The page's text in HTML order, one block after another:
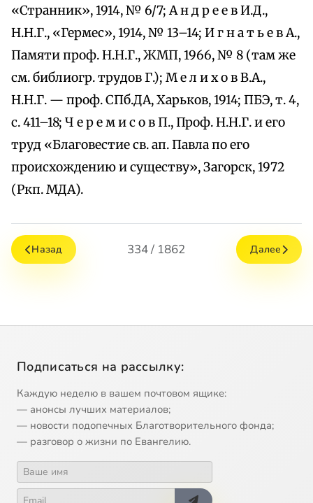
«Странник», 1914, № 6/7; А н д р е е в И.Д.,
Н.Н.Г., «Гермес», 1914, № 13–14; И г н а т ь е в А.,
Памяти проф. Н.Н.Г., ЖМП, 1966, № 8 (там же
см. библиогр. трудов Г.); М е л и х о в В.А.,
Н.Н.Г. — проф. СПб.ДА, Харьков, 1914; ПБЭ, т. 4,
с. 411–18; Ч е р е м и с о в П., Проф. Н.Н.Г. и его
труд «Благовестие св. ап. Павла по его
происхождению и существу», Загорск, 1972
(Ркп. МДА).
Назад 334 / 1862 Далее
Подписаться на рассылку:
Каждую неделю в вашем почтовом ящике:
— анонсы лучших материалов;
— новости подопечных Благотворительного фонда;
— разговор о жизни по Евангелию.